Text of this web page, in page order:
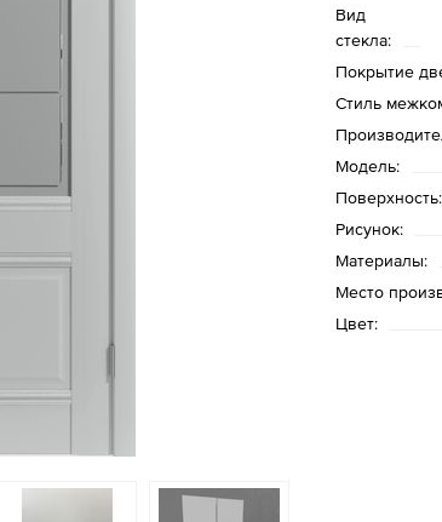
Вид
стекла:
Покрытие
Стиль
Модель:
Поверхность:
Рисунок:
Материалы:
Место
Цвет: